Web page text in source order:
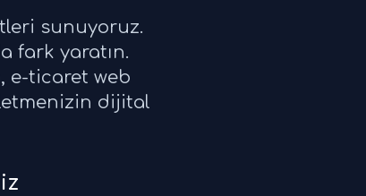
sunuyoruz.
fark yaratın.
e-ticaret web
dijital